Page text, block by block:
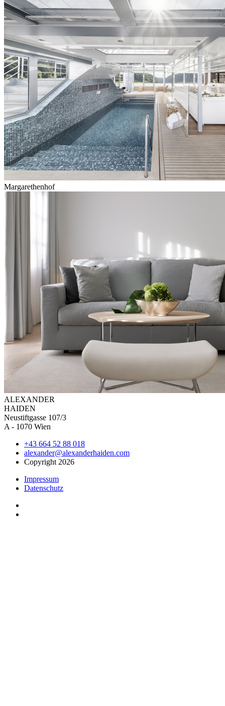
Margarethenhof
ALEXANDER
HAIDEN
Neustiftgasse 107/3
A - 1070 Wien
+43 664 52 88 018
alexander@alexanderhaiden.com
Copyright 2026
Impressum
Datenschutz